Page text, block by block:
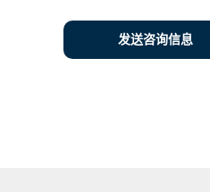
发送咨询信息